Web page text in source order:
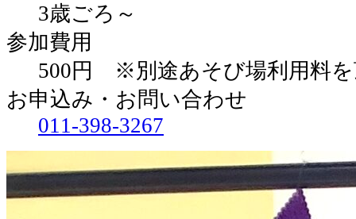
3歳ごろ～
参加費用
500円 ※別途あそび場利用料を
お申込み・お問い合わせ
011‐398‐3267